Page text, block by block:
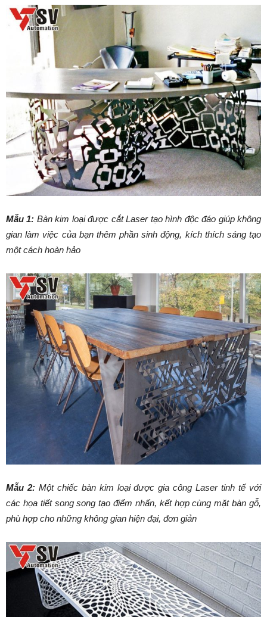
Mẫu 1: Bàn kim loại được cắt Laser tạo hình độc đáo giúp không
gian làm việc của bạn thêm phần sinh động, kích thích sáng tạo
một cách hoàn hảo
Mẫu 2: Một chiếc bàn kim loại được gia công Laser tinh tế với
các họa tiết song song tạo điểm nhấn, kết hợp cùng mặt bàn gỗ,
phù hợp cho những không gian hiện đại, đơn giản